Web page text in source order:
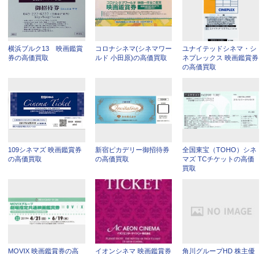
横浜ブルク13 映画鑑賞
券の高価買取
コロナシネマ(シネマワー
ルド 小田原)の高価買取
ユナイテッドシネマ・シ
ネプレックス 映画鑑賞券
の高価買取
109シネマズ 映画鑑賞券
の高価買取
新宿ピカデリー御招待券
の高価買取
全国東宝（TOHO）シネ
マズ TCチケットの高価
買取
MOVIX 映画鑑賞券の高 イオンシネマ 映画鑑賞券 角川グループHD 株主優